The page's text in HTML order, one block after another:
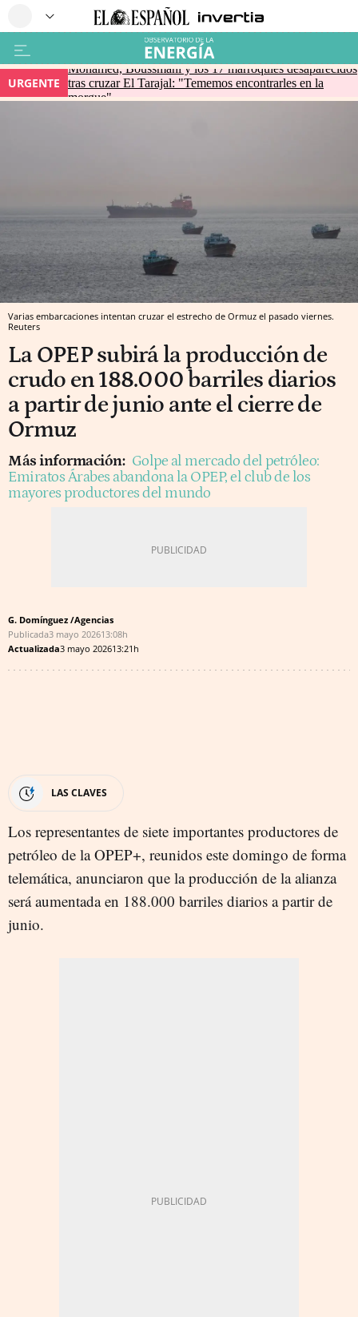
URGENTE
Mohamed, Boussmahi y los 17 marroquíes desaparecidos
tras cruzar El Tarajal: "Tememos encontrarles en la
morgue"
Varias embarcaciones intentan cruzar el estrecho de Ormuz el pasado viernes.
Reuters
La OPEP subirá la producción de
crudo en 188.000 barriles diarios
a partir de junio ante el cierre de
Ormuz
Más información: Golpe al mercado del petróleo:
Emiratos Árabes abandona la OPEP, el club de los
mayores productores del mundo
G. Domínguez /Agencias
Publicada3 mayo 202613:08h
Actualizada3 mayo 202613:21h
LAS CLAVES
Los representantes de siete importantes productores de
petróleo de la OPEP+, reunidos este domingo de forma
telemática, anunciaron que la producción de la alianza
será aumentada en 188.000 barriles diarios a partir de
junio.